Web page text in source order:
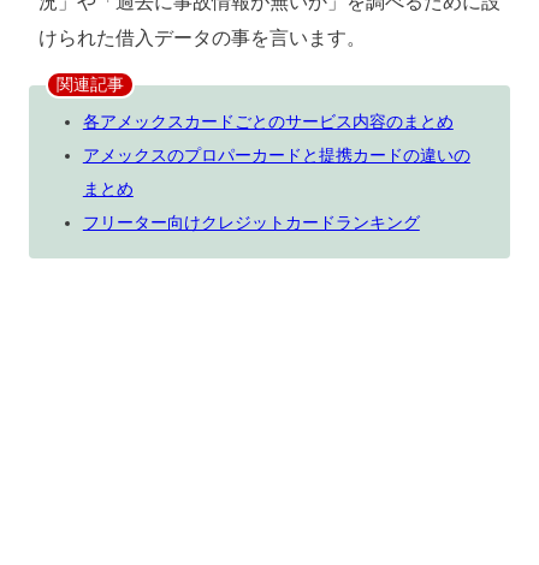
けられた借入データの事を言います。
関連記事
各アメックスカードごとのサービス内容のまとめ
アメックスのプロパーカードと提携カードの違いの
まとめ
フリーター向けクレジットカードランキング